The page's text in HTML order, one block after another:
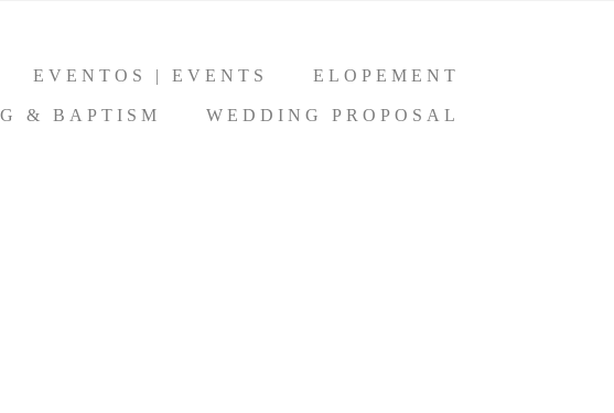
EVENTOS | EVENTS ELOPEMENT
& BAPTISM WEDDING PROPOSAL